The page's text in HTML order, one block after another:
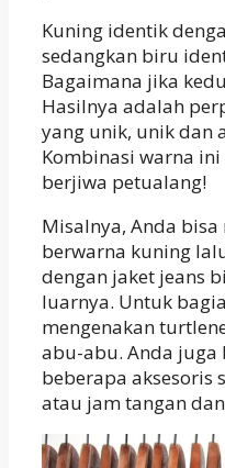
Kuning identik
sedangkan biru
Bagaimana jika
Hasilnya adalah
yang unik, unik dan
Kombinasi warna
berjiwa petualang!
Misalnya, Anda
berwarna kuning
dengan jaket jeans
luarnya. Untuk
mengenakan
abu-abu. Anda juga
beberapa aksesoris
atau jam tangan